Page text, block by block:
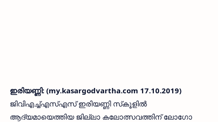
ഇരിയണ്ണി: (my.kasargodvartha.com 17.10.2019)
ജിവിഎച്ച്എസ്എസ് ഇരിയണ്ണി സ്‌കൂളില്‍
ആദ്യമായെത്തിയ ജില്ലാ കലോത്സവത്തിന് ലോഗോ